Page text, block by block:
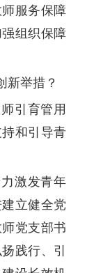
服务保障
组织保障
新举措？
引育管用
和引导青
激发青年
立健全党
党支部书
践行、引